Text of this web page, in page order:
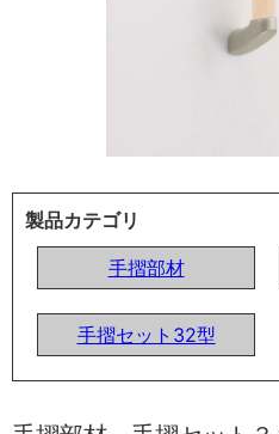
製品カテゴリ
手摺部材
手摺セット32型